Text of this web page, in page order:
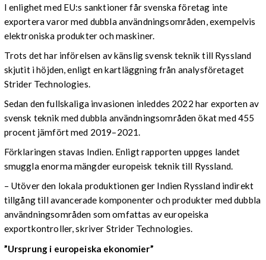
I enlighet med EU:s sanktioner får svenska företag inte
exportera varor med dubbla användningsområden, exempelvis
elektroniska produkter och maskiner.
Trots det har införelsen av känslig svensk teknik till Ryssland
skjutit i höjden, enligt en kartläggning från analysföretaget
Strider Technologies.
Sedan den fullskaliga invasionen inleddes 2022 har exporten av
svensk teknik med dubbla användningsområden ökat med 455
procent jämfört med 2019–2021.
Förklaringen stavas Indien. Enligt rapporten uppges landet
smuggla enorma mängder europeisk teknik till Ryssland.
– Utöver den lokala produktionen ger Indien Ryssland indirekt
tillgång till avancerade komponenter och produkter med dubbla
användningsområden som omfattas av europeiska
exportkontroller, skriver Strider Technologies.
”Ursprung i europeiska ekonomier”